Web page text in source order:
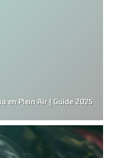
en Plein Air | Guide 2025